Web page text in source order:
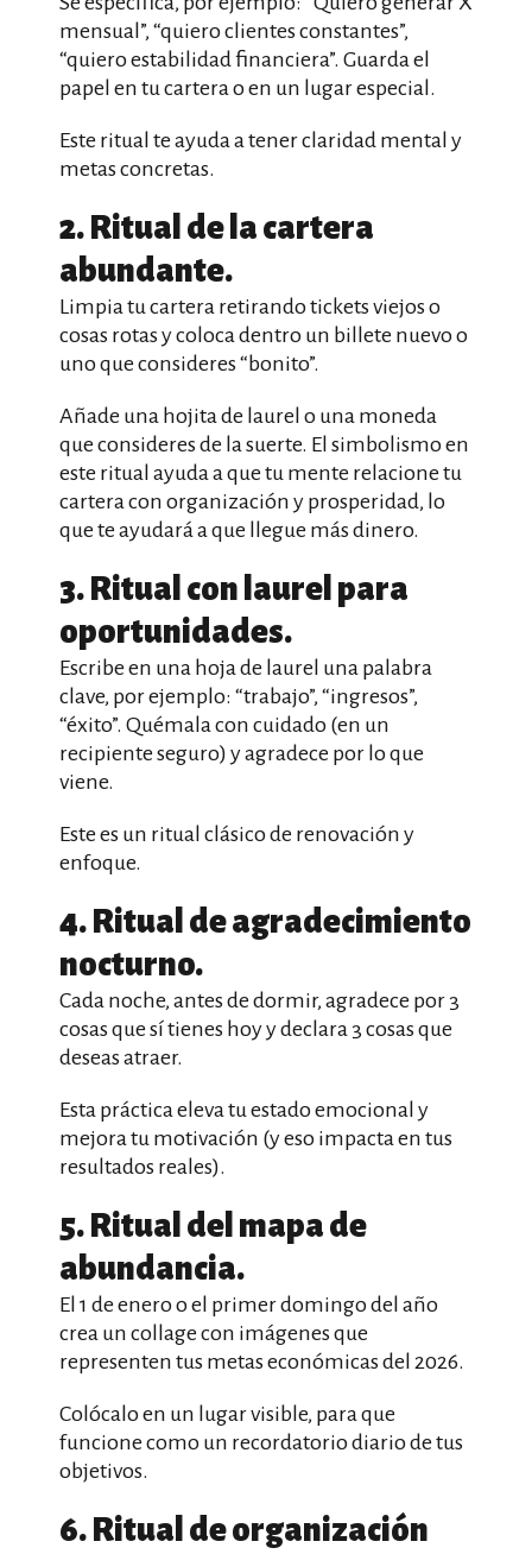
mensual”, “quiero clientes constantes”,
“quiero estabilidad financiera”. Guarda el
papel en tu cartera o en un lugar especial.
Este ritual te ayuda a tener claridad mental y
metas concretas.
2. Ritual de la cartera
abundante.
Limpia tu cartera retirando tickets viejos o
cosas rotas y coloca dentro un billete nuevo o
uno que consideres “bonito”.
Añade una hojita de laurel o una moneda
que consideres de la suerte. El simbolismo en
este ritual ayuda a que tu mente relacione tu
cartera con organización y prosperidad, lo
que te ayudará a que llegue más dinero.
3. Ritual con laurel para
oportunidades.
Escribe en una hoja de laurel una palabra
clave, por ejemplo: “trabajo”, “ingresos”,
“éxito”. Quémala con cuidado (en un
recipiente seguro) y agradece por lo que
viene.
Este es un ritual clásico de renovación y
enfoque.
4. Ritual de agradecimiento
nocturno.
Cada noche, antes de dormir, agradece por 3
cosas que sí tienes hoy y declara 3 cosas que
deseas atraer.
Esta práctica eleva tu estado emocional y
mejora tu motivación (y eso impacta en tus
resultados reales).
5. Ritual del mapa de
abundancia.
El 1 de enero o el primer domingo del año
crea un collage con imágenes que
representen tus metas económicas del 2026.
Colócalo en un lugar visible, para que
funcione como un recordatorio diario de tus
objetivos.
6. Ritual de organización